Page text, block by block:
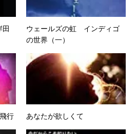
の世話人を務める。趣味は考えること。
ウェールズの虹 インディゴ
の世界（一）
行 あなたが欲しくて